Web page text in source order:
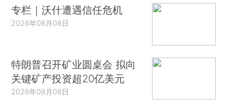
专栏｜沃什遭遇信任危机
2026年08月08日
特朗普召开矿业圆桌会 拟向
关键矿产投资超20亿美元
2026年08月08日